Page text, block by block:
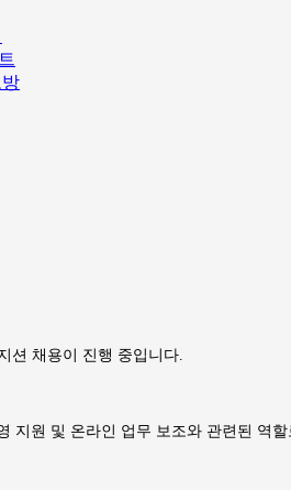
션 채용이 진행 중입니다.
지원 및 온라인 업무 보조와 관련된 역